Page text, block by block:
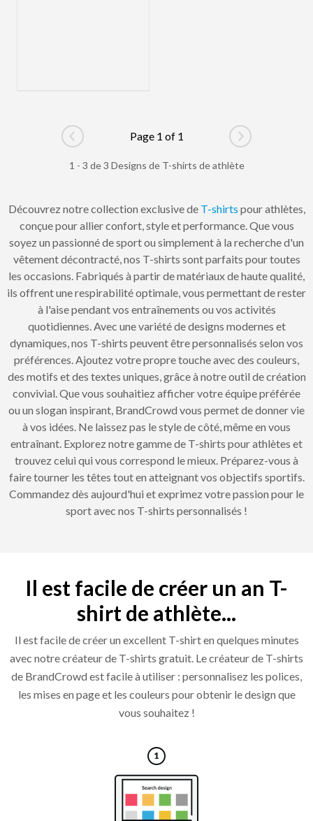
Go to previous page
Page 1 of 1
Go to next
1 - 3 de 3 Designs de T-shirts de athlète
Découvrez notre collection exclusive de T-shirts pour athlètes,
conçue pour allier confort, style et performance. Que vous
soyez un passionné de sport ou simplement à la recherche d'un
vêtement décontracté, nos T-shirts sont parfaits pour toutes
les occasions. Fabriqués à partir de matériaux de haute qualité,
ils offrent une respirabilité optimale, vous permettant de rester
à l'aise pendant vos entraînements ou vos activités
quotidiennes. Avec une variété de designs modernes et
dynamiques, nos T-shirts peuvent être personnalisés selon vos
préférences. Ajoutez votre propre touche avec des couleurs,
des motifs et des textes uniques, grâce à notre outil de création
convivial. Que vous souhaitiez afficher votre équipe préférée
ou un slogan inspirant, BrandCrowd vous permet de donner vie
à vos idées. Ne laissez pas le style de côté, même en vous
entraînant. Explorez notre gamme de T-shirts pour athlètes et
trouvez celui qui vous correspond le mieux. Préparez-vous à
faire tourner les têtes tout en atteignant vos objectifs sportifs.
Commandez dès aujourd'hui et exprimez votre passion pour le
sport avec nos T-shirts personnalisés !
Il est facile de créer un an T-
shirt de athlète...
Il est facile de créer un excellent T-shirt en quelques minutes
avec notre créateur de T-shirts gratuit. Le créateur de T-shirts
de BrandCrowd est facile à utiliser : personnalisez les polices,
les mises en page et les couleurs pour obtenir le design que
vous souhaitez !